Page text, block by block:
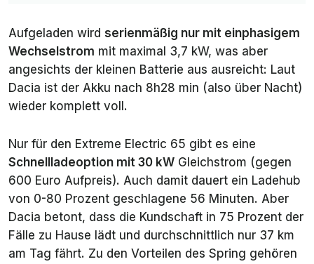
Aufgeladen wird serienmäßig nur mit einphasigem
Wechselstrom mit maximal 3,7 kW, was aber
angesichts der kleinen Batterie aus ausreicht: Laut
Dacia ist der Akku nach 8h28 min (also über Nacht)
wieder komplett voll.
Nur für den Extreme Electric 65 gibt es eine
Schnellladeoption mit 30 kW Gleichstrom (gegen
600 Euro Aufpreis). Auch damit dauert ein Ladehub
von 0-80 Prozent geschlagene 56 Minuten. Aber
Dacia betont, dass die Kundschaft in 75 Prozent der
Fälle zu Hause lädt und durchschnittlich nur 37 km
am Tag fährt. Zu den Vorteilen des Spring gehören